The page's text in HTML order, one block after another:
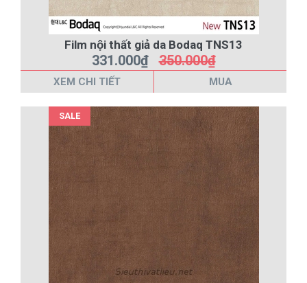
Film nội thất giả da Bodaq TNS13
331.000₫350.000₫
XEM CHI TIẾT MUA
SALE